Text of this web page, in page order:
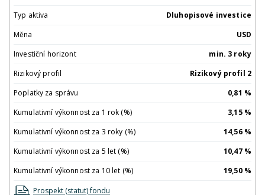
Typ aktiva
Dluhopisové investice
Měna
USD
Investiční horizont
min. 3 roky
Rizikový profil
Rizikový profil 2
Poplatky za správu
0,81 %
Kumulativní výkonnost za 1 rok (%)
3,15 %
Kumulativní výkonnost za 3 roky (%)
14,56 %
Kumulativní výkonnost za 5 let (%)
10,47 %
Kumulativní výkonnost za 10 let (%)
19,50 %
Prospekt (statut) fondu